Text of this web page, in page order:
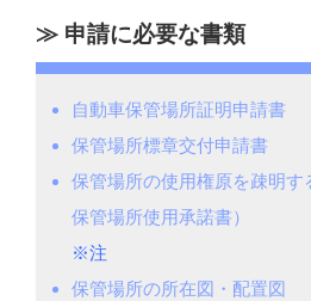
申請に必要な書類
自動車保管場所証明申請書
保管場所標章交付申請書
保管場所の使用権原を疎明す
保管場所使用承諾書）
※注
保管場所の所在図・配置図